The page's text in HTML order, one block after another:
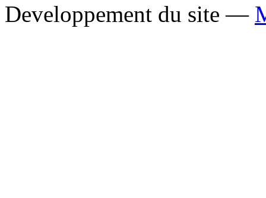
Developpement du site —